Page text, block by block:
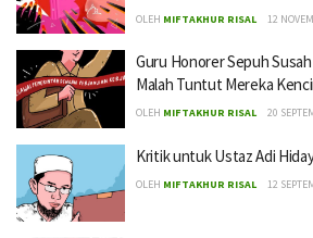
OLEH MIFTAKHUR RISAL 12
Guru Honorer Sepuh
Malah Tuntut Mereka
OLEH MIFTAKHUR RISAL 20
Kritik untuk Ustaz Adi
OLEH MIFTAKHUR RISAL 12